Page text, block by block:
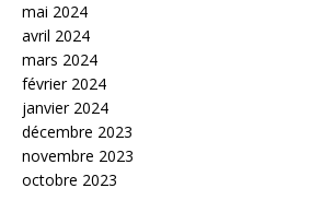
mai 2024
avril 2024
mars 2024
février 2024
janvier 2024
décembre 2023
novembre 2023
octobre 2023